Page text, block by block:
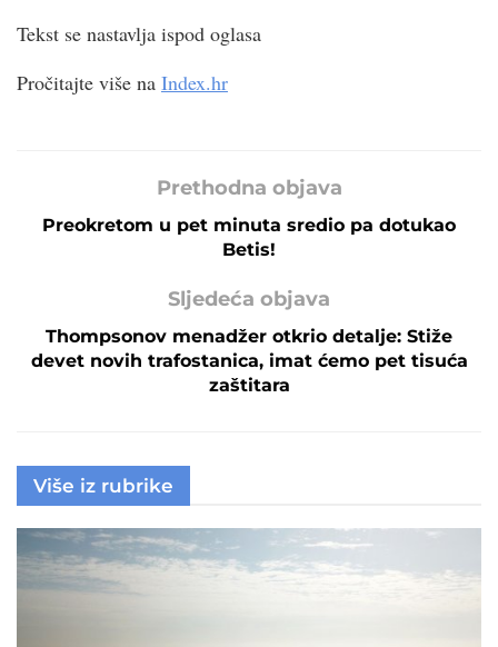
Tekst se nastavlja ispod oglasa
Pročitajte više na Index.hr
Prethodna objava
Preokretom u pet minuta sredio pa dotukao
Betis!
Sljedeća objava
Thompsonov menadžer otkrio detalje: Stiže
devet novih trafostanica, imat ćemo pet tisuća
zaštitara
Više iz rubrike